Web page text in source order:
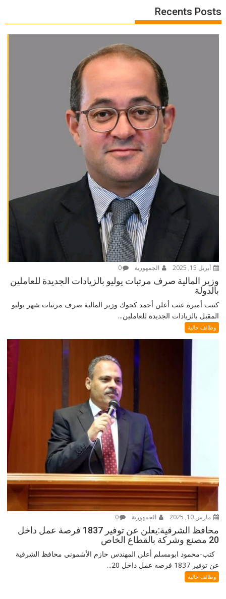
Recents Posts
أبريل 15, 2025 الجمهورية 0
وزير المالية صرف مرتبات يوليو بالزيادات الجديدة للعاملين
بالدولة
كتبت أميرة عنب أعلن أحمد كجوك وزير المالية صرف مرتبات شهر يوليو
المقبل بالزيادات الجديدة للعاملين...
وظائف خالية
مارس 10, 2025 الجمهورية 0
محافظ الشرقية:يعلن عن توفير 1837 فرصة عمل داخل
20 مصنع وشركة بالقطاع الخاص
كتب-محمود ابومسلم أعلن المهندس حازم الأشموني محافظ الشرقية
عن توفير 1837 فرصه عمل داخل 20...
وظائف خالية